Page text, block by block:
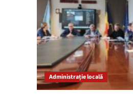
Administrație locală